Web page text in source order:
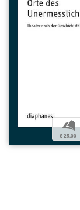
b
€ 25,00